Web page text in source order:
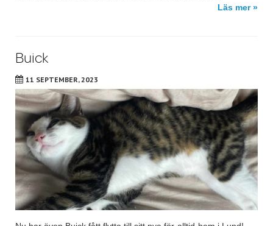
Läs mer »
Buick
11 SEPTEMBER, 2023